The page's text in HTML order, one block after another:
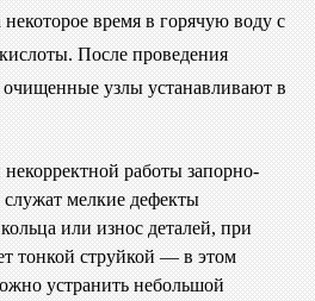
некоторое время в горячую воду с
После проведения
узлы устанавливают в
работы запорно-
мелкие дефекты
или износ деталей, при
тонкой струйкой — в этом
устранить небольшой